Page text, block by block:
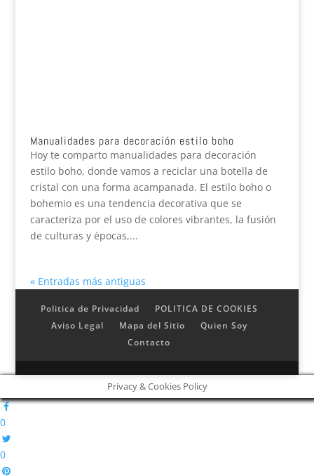
Manualidades para decoración estilo boho
Hoy te comparto manualidades para decoración
estilo boho, donde vamos a reciclar una botella de
cristal con una forma acampanada. El estilo boho o
bohemio es una tendencia decorativa que se
caracteriza por el uso de colores vibrantes, la fusión
de culturas y épocas,...
« Entradas más antiguas
Politica de Privacidad
POLITICA DE COOKIES
Aviso Legal
Mapa del Sitio
Quien Soy
Contacto
Privacy & Cookies Policy
0
0